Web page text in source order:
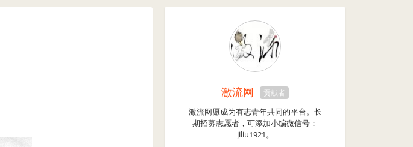
激流网 贡献者
激流网愿成为有志青年共同的平台。长
期招募志愿者，可添加小编微信号：
jiliu1921。